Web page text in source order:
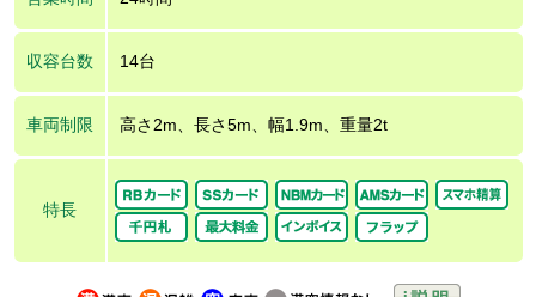
収容台数 14台
車両制限 高さ2m、長さ5m、幅1.9m、重量2t
特長